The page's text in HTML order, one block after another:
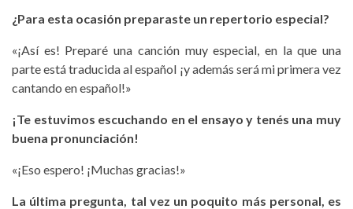
¿Para esta ocasión preparaste un repertorio especial?
«¡Así es! Preparé una canción muy especial, en la que una
parte está traducida al español ¡y además será mi primera vez
cantando en español!»
¡Te estuvimos escuchando en el ensayo y tenés una muy
buena pronunciación!
«¡Eso espero! ¡Muchas gracias!»
La última pregunta, tal vez un poquito más personal, es